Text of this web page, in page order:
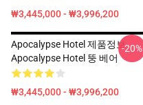
₩3,445,000 - ₩3,996,200
Apocalypse Hotel 제품정보
Apocalypse Hotel 뚱 베어
₩3,445,000 - ₩3,996,200
-20%